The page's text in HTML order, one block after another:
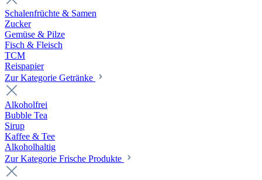
Schalenfrüchte & Samen
Zucker
Gemüse & Pilze
Fisch & Fleisch
TCM
Reispapier
Zur Kategorie Getränke
Alkoholfrei
Bubble Tea
Sirup
Kaffee & Tee
Alkoholhaltig
Zur Kategorie Frische Produkte